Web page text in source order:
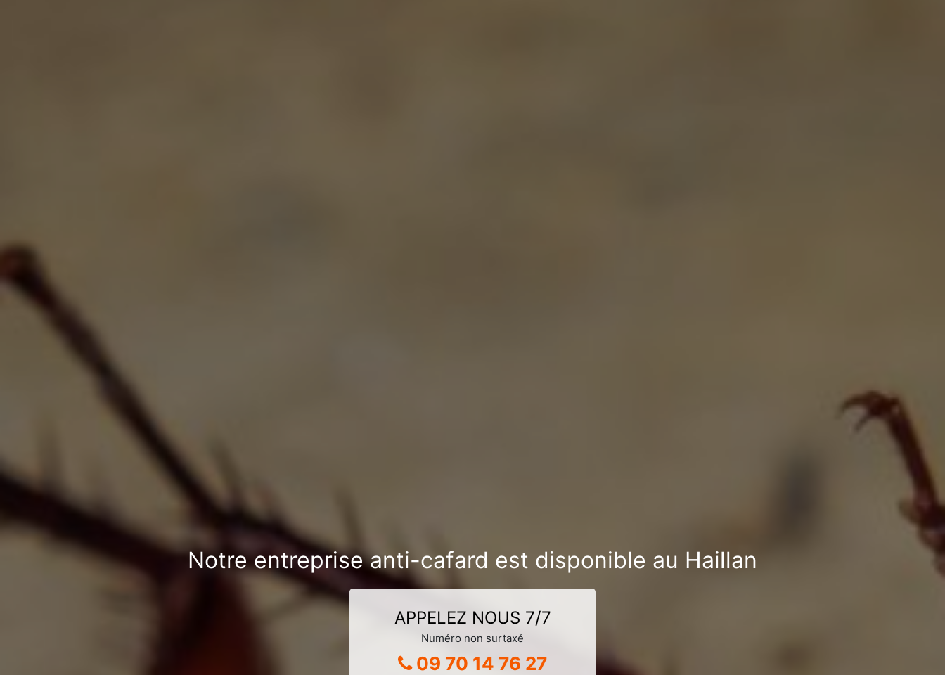
Notre entreprise anti-cafard est disponible au Haillan
APPELEZ NOUS 7/7
Numéro non surtaxé
09 70 14 76 27